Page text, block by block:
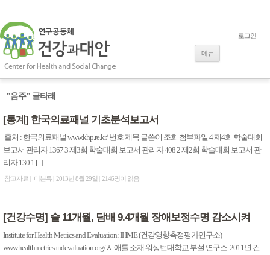
메뉴
로그인
"음주" 글타래
[통계] 한국의료패널 기초분석보고서
출처 : 한국의료패널 www.khp.re.kr/ 번호 제목 글쓴이 조회 첨부파일 4 제4회 학술대회
보고서 관리자 1367 3 제3회 학술대회 보고서 관리자 408 2 제2회 학술대회 보고서 관
리자 130 1 [...]
참고자료 미분류 2013년 8월 29일 2146명이 읽음
[건강수명] 술 11개월, 담배 9.4개월 장애보정수명 감소시켜
Institute for Health Metrics and Evaluation: IHME (건강영향측정평가연구소)
www.healthmetricsandevaluation.org/ 시애틀 소재 워싱턴대학교 부설 연구소. 2011년 건